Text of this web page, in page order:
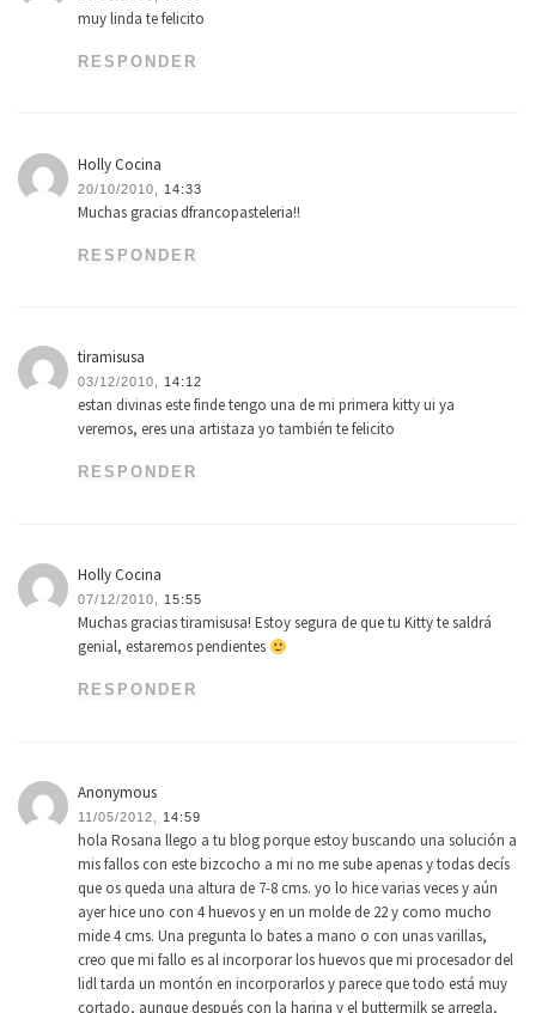
muy linda te felicito
RESPONDER
Holly Cocina
20/10/2010, 14:33
Muchas gracias dfrancopasteleria!!
RESPONDER
tiramisusa
03/12/2010, 14:12
estan divinas este finde tengo una de mi primera kitty ui ya
veremos, eres una artistaza yo también te felicito
RESPONDER
Holly Cocina
07/12/2010, 15:55
Muchas gracias tiramisusa! Estoy segura de que tu Kitty te saldrá
genial, estaremos pendientes
RESPONDER
Anonymous
11/05/2012, 14:59
hola Rosana llego a tu blog porque estoy buscando una solución a
mis fallos con este bizcocho a mi no me sube apenas y todas decís
que os queda una altura de 7-8 cms. yo lo hice varias veces y aún
ayer hice uno con 4 huevos y en un molde de 22 y como mucho
mide 4 cms. Una pregunta lo bates a mano o con unas varillas,
creo que mi fallo es al incorporar los huevos que mi procesador del
lidl tarda un montón en incorporarlos y parece que todo está muy
cortado, aunque después con la harina y el buttermilk se arregla,